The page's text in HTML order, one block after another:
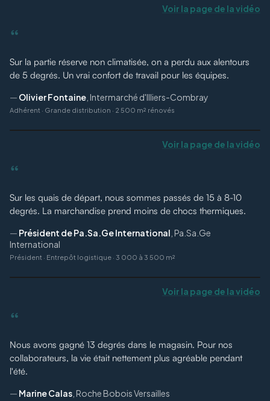
Voir la page de la vidéo
“
Sur la partie réserve non climatisée, on a perdu aux alentours
de 5 degrés. Un vrai confort de travail pour les équipes.
— Olivier Fontaine Intermarché d'Illiers-Combray
Adhérent · Grande distribution · 2 500 m² rénovés
Voir la page de la vidéo
“
Sur les quais de départ, nous sommes passés de 15 à 8-10
degrés. La marchandise prend moins de chocs thermiques.
— Président de Pa.Sa.Ge International Pa.Sa.Ge
International
Président · Entrepôt logistique · 3 000 à 3 500 m²
Voir la page de la vidéo
“
Nous avons gagné 13 degrés dans le magasin. Pour nos
collaborateurs, la vie était nettement plus agréable pendant
l'été.
— Marine Calas Roche Bobois Versailles